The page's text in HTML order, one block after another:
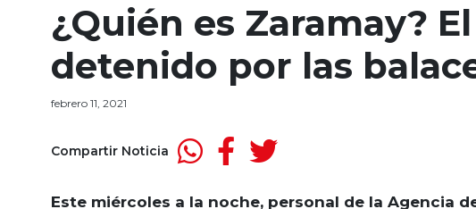
¿Quién es Zaramay?
detenido por las
febrero 11, 2021
Compartir Noticia
Este miércoles a la noche, personal de la Agencia